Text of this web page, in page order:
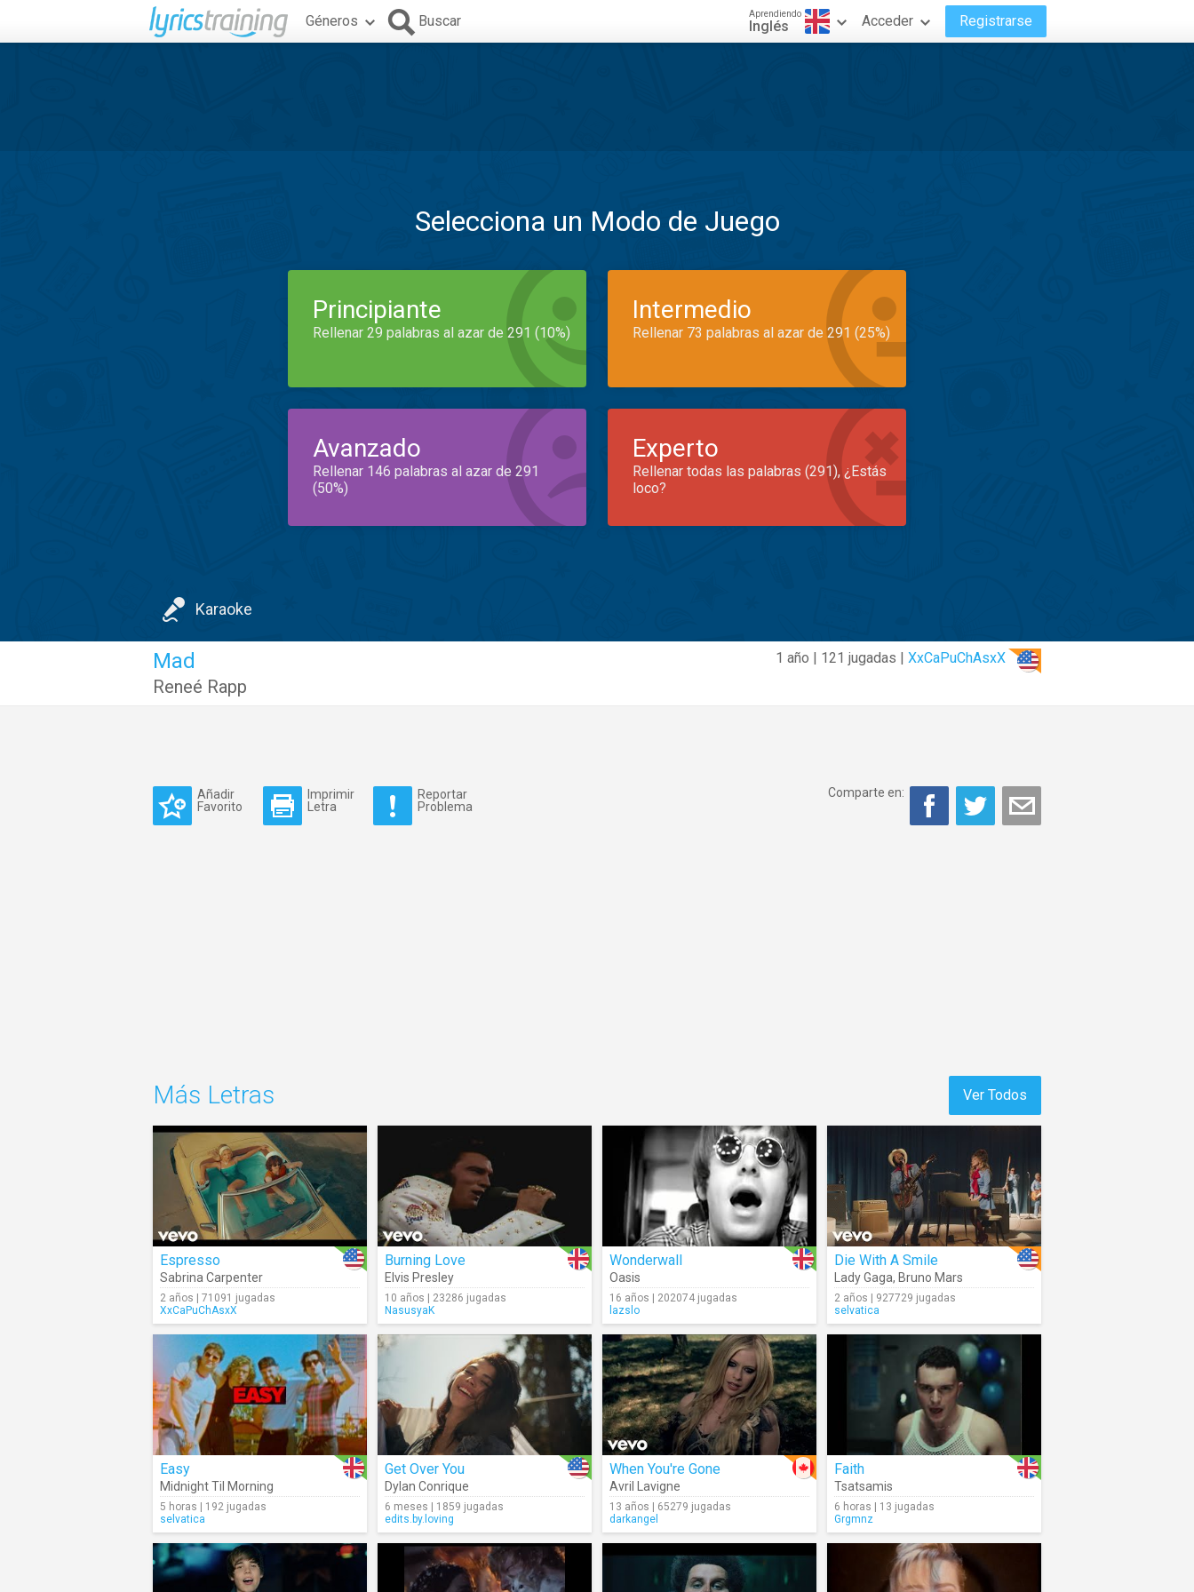
Géneros Buscar Aprendiendo
Inglés Acceder Registrarse
Selecciona un Modo de Juego
Principiante
Rellenar 29 palabras al azar de 291 (10%)
Intermedio
Rellenar 73 palabras al azar de 291 (25%)
Avanzado
Rellenar 146 palabras al azar de 291
(50%)
Experto
Rellenar todas las palabras (291), ¿Estás
loco?
Karaoke
1 año | 121 jugadas | XxCaPuChAsxX
Mad
Reneé Rapp
Añadir
Favorito
Imprimir
Letra
Reportar
Problema
Comparte en:
Ver Todos
Más Letras
Espresso
Sabrina Carpenter
2 años | 71091 jugadas
XxCaPuChAsxX
Burning Love
Elvis Presley
10 años | 23286 jugadas
NasusyaK
Wonderwall
Oasis
16 años | 202074 jugadas
lazslo
Die With A Smile
Lady Gaga, Bruno Mars
2 años | 927729 jugadas
selvatica
Easy
Midnight Til Morning
5 horas | 192 jugadas
selvatica
Get Over You
Dylan Conrique
6 meses | 1859 jugadas
edits.by.loving
When You're Gone
Avril Lavigne
13 años | 65279 jugadas
darkangel
Faith
Tsatsamis
6 horas | 13 jugadas
Grgmnz